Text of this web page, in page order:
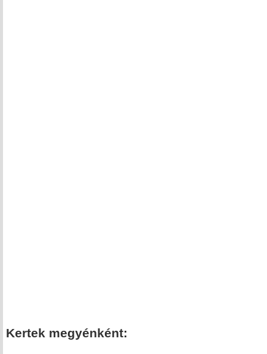
Kertek megyénként: